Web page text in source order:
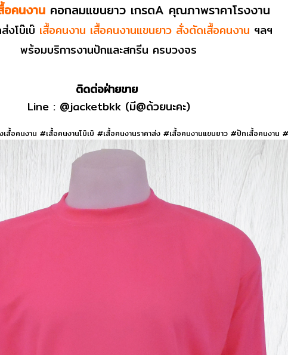
อคนงาน คอกลมแขนยาวเกรดA คุณภาพราคาโรงงาน
งโบ๊เบ๊ เสื้อคนงาน เสื้อคนงานแขนยาว สั่งตัดเสื้อคนงาน ฯลฯ
พร้อมบริการงานปักและสกรีน ครบวงจร
ติดต่อฝ่ายขาย
Line : @jacketbkk(มี@ด้วยนะคะ)
อคนงาน #เสื้อคนงานโบ๊เบ๊ #เสื้อคนงานราคาส่ง #เสื้อคนงานแขนยาว #ปักเสื้อคนงาน